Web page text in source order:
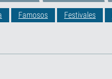
Famosos Festivales